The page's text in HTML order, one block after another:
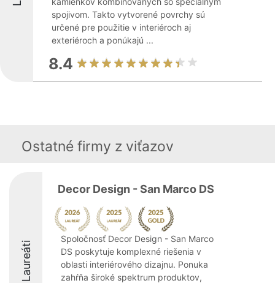
spojivom. Takto vytvorené povrchy sú
určené pre použitie v interiéroch aj
exteriéroch a ponúkajú ...
8.4
Ostatné firmy z viťazov
Laureáti
Decor Design - San Marco DS
Spoločnosť Decor Design - San Marco
DS poskytuje komplexné riešenia v
oblasti interiérového dizajnu. Ponuka
zahŕňa široké spektrum produktov,